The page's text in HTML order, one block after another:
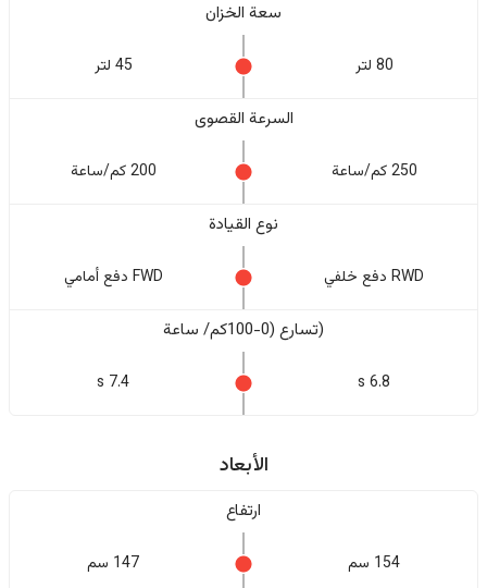
سعة الخزان
80 لتر 45 لتر
السرعة القصوى
250 كم/ساعة 200 كم/ساعة
نوع القيادة
RWD دفع خلفي FWD دفع أمامي
(تسارع (0-100كم/ ساعة
6.8 s
7.4 s
الأبعاد
ارتفاع
154 سم 147 سم